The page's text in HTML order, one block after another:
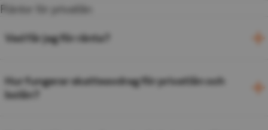
Räntor för privatlån
Vad får jag för ränta?
Hur fungerar skatteavdrag för privatlån och
bolån?